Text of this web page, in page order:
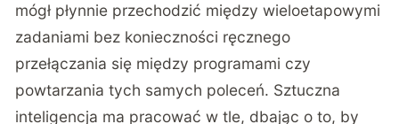
mógł płynnie przechodzić między wieloetapowymi
zadaniami bez konieczności ręcznego
przełączania się między programami czy
powtarzania tych samych poleceń. Sztuczna
inteligencja ma pracować w tle, dbając o to, by